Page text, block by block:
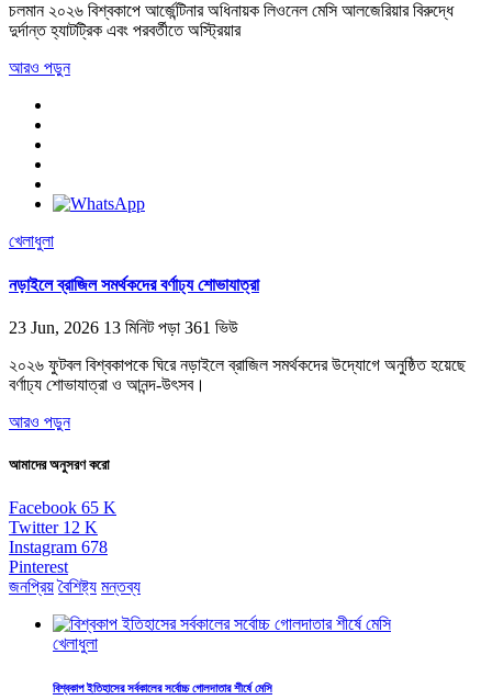
চলমান ২০২৬ বিশ্বকাপে আর্জেন্টিনার অধিনায়ক লিওনেল মেসি আলজেরিয়ার বিরুদ্ধে
দুর্দান্ত হ্যাটট্রিক এবং পরবর্তীতে অস্ট্রিয়ার
আরও পড়ুন
খেলাধুলা
নড়াইলে ব্রাজিল সমর্থকদের বর্ণাঢ্য শোভাযাত্রা
23 Jun, 2026 13 মিনিট পড়া 361 ভিউ
২০২৬ ফুটবল বিশ্বকাপকে ঘিরে নড়াইলে ব্রাজিল সমর্থকদের উদ্যোগে অনুষ্ঠিত হয়েছে
বর্ণাঢ্য শোভাযাত্রা ও আনন্দ-উৎসব।
আরও পড়ুন
আমাদের অনুসরণ করো
Facebook 65 K
Twitter 12 K
Instagram 678
Pinterest
জনপ্রিয় বৈশিষ্ট্য মন্তব্য
খেলাধুলা
বিশ্বকাপ ইতিহাসের সর্বকালের সর্বোচ্চ গোলদাতার শীর্ষে মেসি